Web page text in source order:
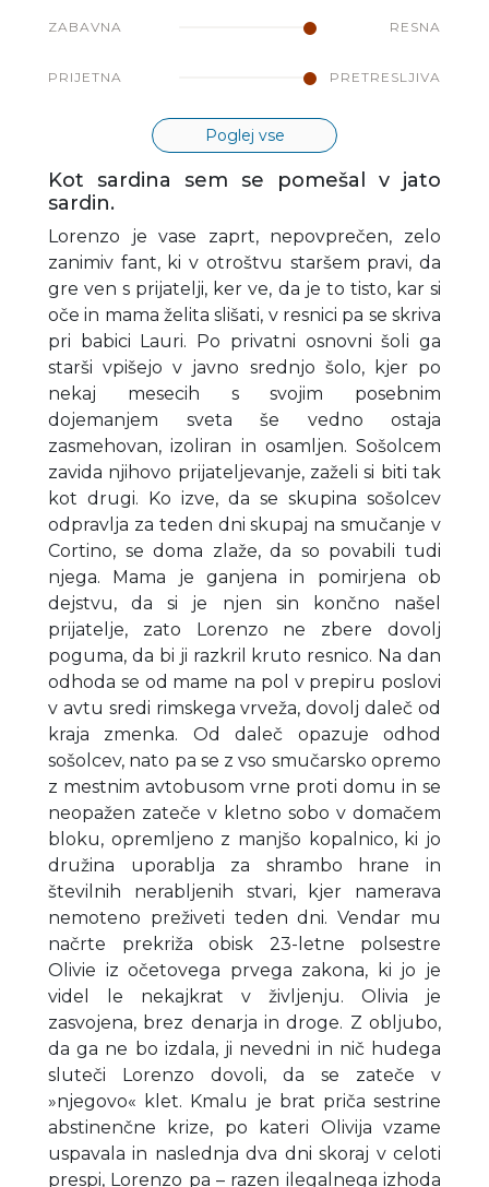
ZABAVNA RESNA
PRIJETNA PRETRESLJIVA
Poglej vse
Kot sardina sem se pomešal v jato
sardin.
Lorenzo je vase zaprt, nepovprečen, zelo
zanimiv fant, ki v otroštvu staršem pravi, da
gre ven s prijatelji, ker ve, da je to tisto, kar si
oče in mama želita slišati, v resnici pa se skriva
pri babici Lauri. Po privatni osnovni šoli ga
starši vpišejo v javno srednjo šolo, kjer po
nekaj mesecih s svojim posebnim
dojemanjem sveta še vedno ostaja
zasmehovan, izoliran in osamljen. Sošolcem
zavida njihovo prijateljevanje, zaželi si biti tak
kot drugi. Ko izve, da se skupina sošolcev
odpravlja za teden dni skupaj na smučanje v
Cortino, se doma zlaže, da so povabili tudi
njega. Mama je ganjena in pomirjena ob
dejstvu, da si je njen sin končno našel
prijatelje, zato Lorenzo ne zbere dovolj
poguma, da bi ji razkril kruto resnico. Na dan
odhoda se od mame na pol v prepiru poslovi
v avtu sredi rimskega vrveža, dovolj daleč od
kraja zmenka. Od daleč opazuje odhod
sošolcev, nato pa se z vso smučarsko opremo
z mestnim avtobusom vrne proti domu in se
neopažen zateče v kletno sobo v domačem
bloku, opremljeno z manjšo kopalnico, ki jo
družina uporablja za shrambo hrane in
številnih nerabljenih stvari, kjer namerava
nemoteno preživeti teden dni. Vendar mu
načrte prekriža obisk 23-letne polsestre
Olivie iz očetovega prvega zakona, ki jo je
videl le nekajkrat v življenju. Olivia je
zasvojena, brez denarja in droge. Z obljubo,
da ga ne bo izdala, ji nevedni in nič hudega
sluteči Lorenzo dovoli, da se zateče v
»njegovo« klet. Kmalu je brat priča sestrine
abstinenčne krize, po kateri Olivija vzame
uspavala in naslednja dva dni skoraj v celoti
prespi, Lorenzo pa – razen ilegalnega izhoda